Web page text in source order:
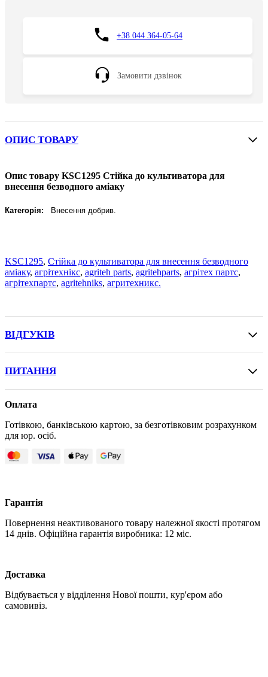
+38 044 364-05-64
Замовити дзвінок
ОПИС ТОВАРУ
Опис товару KSC1295 Стійка до культиватора для
внесення безводного аміаку
Категорія: Внесення добрив.
KSC1295, Стійка до культиватора для внесення безводного
аміаку, агрітехнікс, agriteh parts, agritehparts, агрітех партс,
агрітехпартс, agritehniks, агритехникс.
ВІДГУКІВ
ПИТАННЯ
Оплата
Готівкою, банківською картою, за безготівковим розрахунком
для юр. осіб.
Гарантія
Повернення неактивованого товару належної якості протягом
14 днів. Офіційна гарантія виробника: 12 міс.
Доставка
Відбувається у відділення Нової пошти, кур'єром або
самовивіз.